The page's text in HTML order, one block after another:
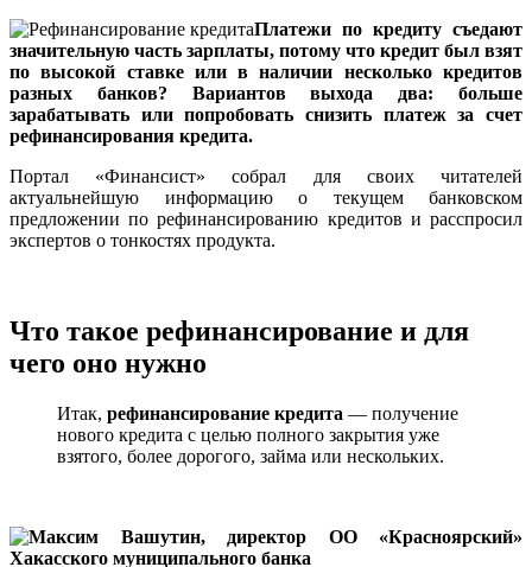
Платежи по кредиту съедают
значительную часть зарплаты, потому что кредит был взят
по высокой ставке или в наличии несколько кредитов
разных банков? Вариантов выхода два: больше
зарабатывать или попробовать снизить платеж за счет
рефинансирования кредита.
Портал «Финансист» собрал для своих читателей
актуальнейшую информацию о текущем банковском
предложении по рефинансированию кредитов и расспросил
экспертов о тонкостях продукта.
Что такое рефинансирование и для
чего оно нужно
Итак, рефинансирование кредита — получение
нового кредита с целью полного закрытия уже
взятого, более дорогого, займа или нескольких.